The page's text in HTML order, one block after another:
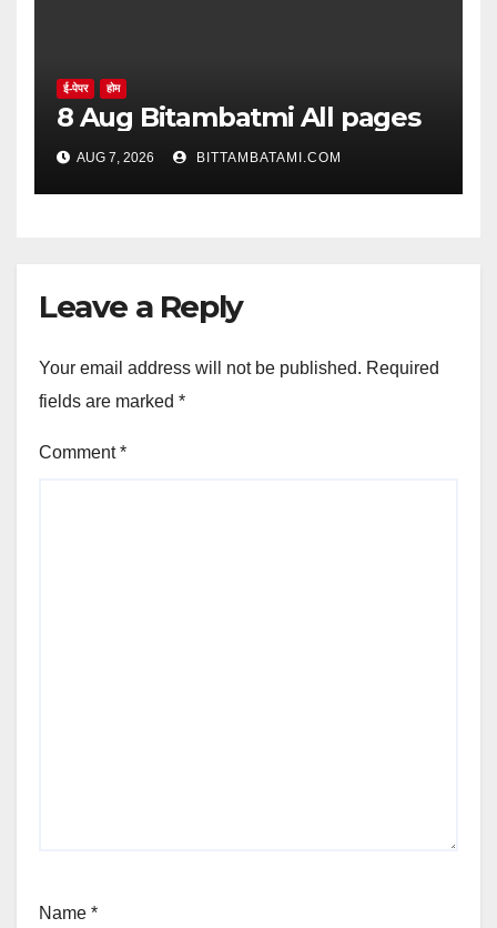
ई-पेपर होम
8 Aug Bitambatmi All pages
AUG 7, 2026 BITTAMBATAMI.COM
Leave a Reply
Your email address will not be published. Required
fields are marked *
Comment*
Name *